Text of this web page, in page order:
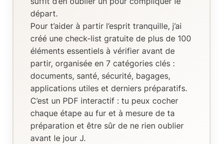
départ.
Pour t’aider à partir l’esprit tranquille, j’ai
créé une check-list gratuite de plus de 100
éléments essentielsà vérifier avant de
partir, organisée en 7 catégories clés:
documents, santé, sécurité, bagages,
applications utiles et derniers préparatifs.
C’est un PDF interactif: tu peux cocher
chaque étape au fur et à mesure de ta
préparationet être sûr de ne rien oublier
avant le jour J.